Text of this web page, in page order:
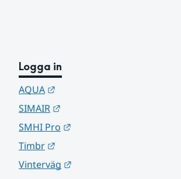
Logga in
AQUA
SIMAIR
SMHI Pro
Timbr
Vinterväg